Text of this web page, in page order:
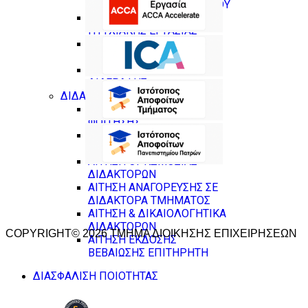
ΒΕΒΑΙΩΣΗΣ ΕΞΕΤΑΖΟΜΕΝΟΥ
ΑΙΤΗΣΗ ΚΑΤΑΘΕΣΗΣ
ΠΤΥΧΙΑΚΗΣ ΕΡΓΑΣΙΑΣ
ΑΙΤΗΣΗ ΕΚΠΟΝΗΣΗΣ
ΠΤΥΧΙΑΚΗΣ ΕΡΓΑΣΙΑΣ
ΑΙΤΗΣΗ ΘΕΡΑΠΕΙΑΣ
ΔΙΑΓΡΑΦΗΣ
ΔΙΔΑΚΤΟΡΙΚΟ
ΑΙΤΗΣΗ ΑΝΑΣΤΟΛΗΣ
ΦΟΙΤΗΣΗΣ
ΑΙΤΗΣΗ ΔΙΑΓΡΑΦΗΣ
ΦΟΙΤΗΣΗΣ
ΑΙΤΗΣΗ ΟΡΚΩΜΟΣΙΑΣ
ΔΙΔΑΚΤΟΡΩΝ
ΑΙΤΗΣΗ ΑΝΑΓΟΡΕΥΣΗΣ ΣΕ
ΔΙΔΑΚΤΟΡΑ ΤΜΗΜΑΤΟΣ
ΑΙΤΗΣΗ & ΔΙΚΑΙΟΛΟΓΗΤΙΚΑ
ΔΙΔΑΚΤΟΡΩΝ
ΑΙΤΗΣΗ ΕΚΔΟΣΗΣ
ΒΕΒΑΙΩΣΗΣ ΕΠΙΤΗΡΗΤΗ
ΔΙΑΣΦΑΛΙΣΗ ΠΟΙΟΤΗΤΑΣ
COPYRIGHT© 2026 ΤΜΗΜΑ ΔΙΟΙΚΗΣΗΣ ΕΠΙΧΕΙΡΗΣΕΩΝ